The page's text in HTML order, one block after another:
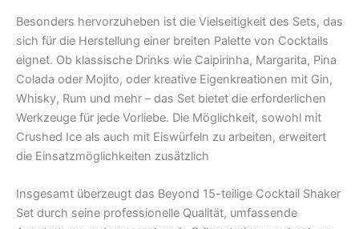
Besonders hervorzuheben ist die Vielseitigkeit des Sets, das
sich für die Herstellung einer breiten Palette von Cocktails
eignet. Ob klassische Drinks wie Caipirinha, Margarita, Pina
Colada oder Mojito, oder kreative Eigenkreationen mit Gin,
Whisky, Rum und mehr – das Set bietet die erforderlichen
Werkzeuge für jede Vorliebe. Die Möglichkeit, sowohl mit
Crushed Ice als auch mit Eiswürfeln zu arbeiten, erweitert
die Einsatzmöglichkeiten zusätzlich
Insgesamt überzeugt das Beyond 15-teilige Cocktail Shaker
Set durch seine professionelle Qualität, umfassende